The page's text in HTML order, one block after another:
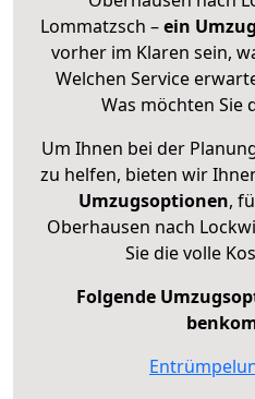
Lommatzsch –ein
vorher im Klaren sein,
Welchen Service
Was möchten Sie
Um Ihnen bei der
zu helfen, bieten wir
Umzugsoptionen,
Oberhausen nach
Sie die volle
Folgende